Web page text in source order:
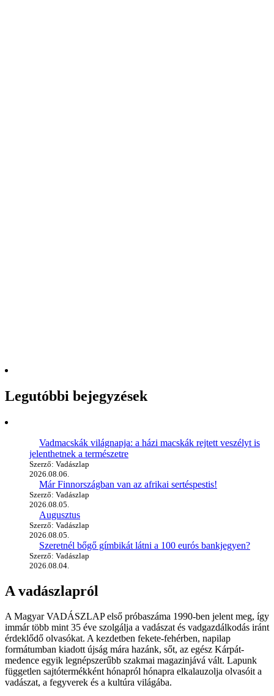
Legutóbbi bejegyzések
Vadmacskák világnapja: a házi macskák rejtett veszélyt is
jelenthetnek a természetre
Szerző: Vadászlap
2026.08.06.
Már Finnországban van az afrikai sertéspestis!
Szerző: Vadászlap
2026.08.05.
Augusztus
Szerző: Vadászlap
2026.08.05.
Szeretnél bőgő gímbikát látni a 100 eurós bankjegyen?
Szerző: Vadászlap
2026.08.04.
A vadászlapról
A Magyar VADÁSZLAP első próbaszáma 1990-ben jelent meg, így
immár több mint 35 éve szolgálja a vadászat és vadgazdálkodás iránt
érdeklődő olvasókat. A kezdetben fekete-fehérben, napilap
formátumban kiadott újság mára hazánk, sőt, az egész Kárpát-
medence egyik legnépszerűbb szakmai magazinjává vált. Lapunk
független sajtótermékként hónapról hónapra elkalauzolja olvasóit a
vadászat, a fegyverek és a kultúra világába.